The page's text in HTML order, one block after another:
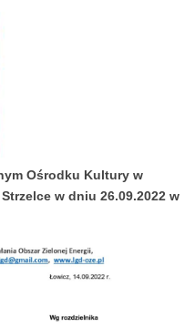
Ośrodku Kultury w
w dniu 26.09.2022 w